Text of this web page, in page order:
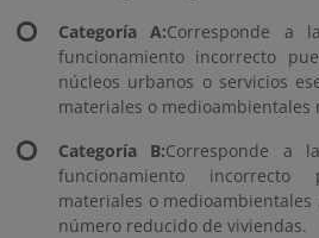
Categoría A:Corresponde a
funcionamiento incorrecto
núcleos urbanos o servicios
materiales o medioambientales
Categoría B:Corresponde a
funcionamiento
materiales o
número reducido de viviendas.